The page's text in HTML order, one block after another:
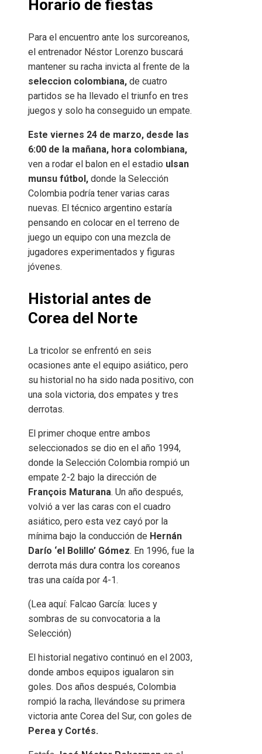
Horario de fiestas
Para el encuentro ante los surcoreanos,
el entrenador Néstor Lorenzo buscará
mantener su racha invicta al frente de la
seleccion colombiana, de cuatro
partidos se ha llevado el triunfo en tres
juegos y solo ha conseguido un empate.
Este viernes 24 de marzo, desde las
6:00 de la mañana, hora colombiana,
ven a rodar el balon en el estadio ulsan
munsu fútbol, donde la Selección
Colombia podría tener varias caras
nuevas. El técnico argentino estaría
pensando en colocar en el terreno de
juego un equipo con una mezcla de
jugadores experimentados y figuras
jóvenes.
Historial antes de
Corea del Norte
La tricolor se enfrentó en seis
ocasiones ante el equipo asiático, pero
su historial no ha sido nada positivo, con
una sola victoria, dos empates y tres
derrotas.
El primer choque entre ambos
seleccionados se dio en el año 1994,
donde la Selección Colombia rompió un
empate 2-2 bajo la dirección de
François Maturana. Un año después,
volvió a ver las caras con el cuadro
asiático, pero esta vez cayó por la
mínima bajo la conducción de Hernán
Darío ‘el Bolillo’ Gómez. En 1996, fue la
derrota más dura contra los coreanos
tras una caída por 4-1.
(Lea aquí: Falcao García: luces y
sombras de su convocatoria a la
Selección)
El historial negativo continuó en el 2003,
donde ambos equipos igualaron sin
goles. Dos años después, Colombia
rompió la racha, llevándose su primera
victoria ante Corea del Sur, con goles de
Perea y Cortés.